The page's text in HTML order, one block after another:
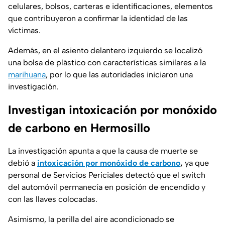
celulares, bolsos, carteras e identificaciones, elementos
que contribuyeron a confirmar la identidad de las
víctimas.
Además, en el asiento delantero izquierdo se localizó
una bolsa de plástico con características similares a la
marihuana, por lo que las autoridades iniciaron una
investigación.
Investigan intoxicación por monóxido
de carbono en Hermosillo
La investigación apunta a que la causa de muerte se
debió a intoxicación por monóxido de carbono, ya que
personal de Servicios Periciales detectó que el switch
del automóvil permanecía en posición de encendido y
con las llaves colocadas.
Asimismo, la perilla del aire acondicionado se